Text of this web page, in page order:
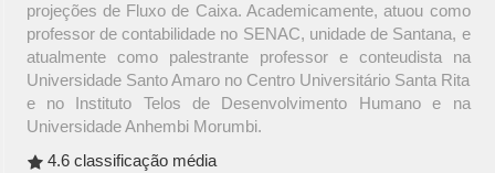
projeções de Fluxo de Caixa. Academicamente, atuou como
professor de contabilidade no SENAC, unidade de Santana, e
atualmente como palestrante professor e conteudista na
Universidade Santo Amaro no Centro Universitário Santa Rita
e no Instituto Telos de Desenvolvimento Humano e na
Universidade Anhembi Morumbi.
4.6 classificação média